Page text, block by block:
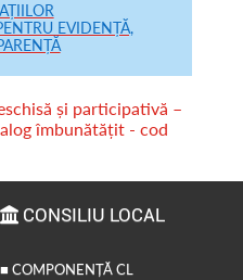
EVIDENȚĂ,
și participativă –
îmbunătățit - cod
CONSILIU LOCAL
■ COMPONENȚĂ CL